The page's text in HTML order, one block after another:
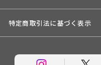
特定商取引法に基づく表示